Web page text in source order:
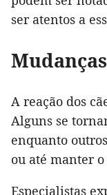
ser atentos a
A reação dos
Alguns se
enquanto
ou até manter
Especialistas